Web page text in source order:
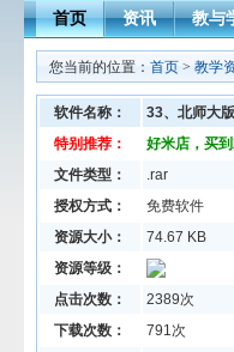
首页 资讯 教与
您当前的位置： 首页 > 教学
软件名称：
33、北师大
特别推荐：
好米店，买
文件类型：
.rar
授权方式：
免费软件
资源大小：
74.67 KB
资源等级：
点击次数：
2389次
下载次数：
791次